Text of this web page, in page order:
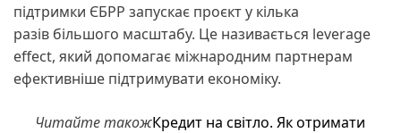
підтримки ЄБРР запускає проєкт у кілька
разів більшого масштабу. Це називається leverage
effect, який допомагає міжнародним партнерам
ефективніше підтримувати економіку.
Читайте такожКредит на світло. Як отримати